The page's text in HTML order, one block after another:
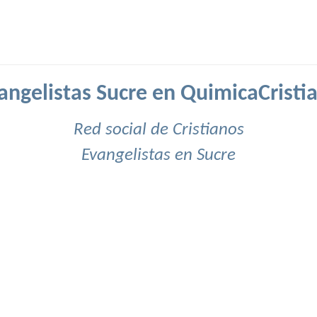
Sucre en
Red social de Cristianos
Evangelistas en Sucre